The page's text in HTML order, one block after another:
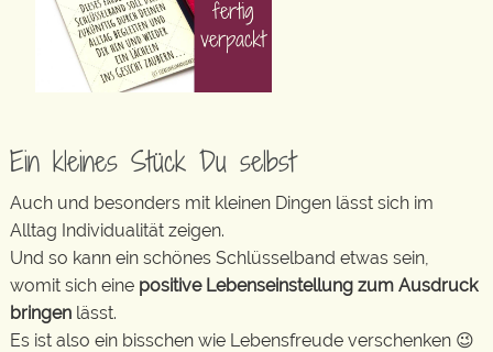
Ein kleines Stück Du selbst
Auch und besonders mit kleinen Dingen lässt sich im
Alltag Individualität zeigen.
Und so kann ein schönes Schlüsselband etwas sein,
womit sich eine positive Lebenseinstellung zum Ausdruck
bringen lässt.
Es ist also ein bisschen wie Lebensfreude verschenken 😉